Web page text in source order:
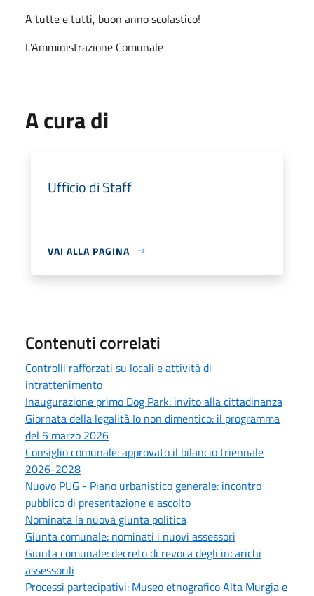
A tutte e tutti, buon anno scolastico!
L'Amministrazione Comunale
A cura di
Ufficio di Staff
VAI ALLA PAGINA
Contenuti correlati
Controlli rafforzati su locali e attività di
intrattenimento
Inaugurazione primo Dog Park: invito alla cittadinanza
Giornata della legalità Io non dimentico: il programma
del 5 marzo 2026
Consiglio comunale: approvato il bilancio triennale
2026-2028
Nuovo PUG - Piano urbanistico generale: incontro
pubblico di presentazione e ascolto
Nominata la nuova giunta politica
Giunta comunale: nominati i nuovi assessori
Giunta comunale: decreto di revoca degli incarichi
assessorili
Processi partecipativi: Museo etnografico Alta Murgia e